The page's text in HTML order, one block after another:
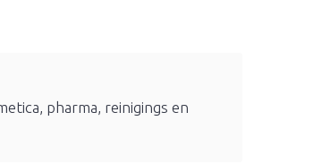
pharma, reinigings en